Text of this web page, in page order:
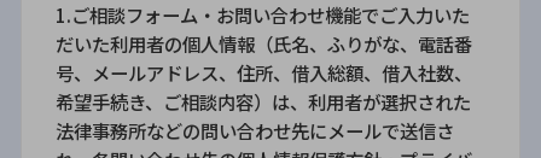
1.ご相談フォーム・お問い合わせ機能でご入力いた
だいた利用者の個人情報（氏名、ふりがな、電話番
号、メールアドレス、住所、借入総額、借入社数、
希望手続き、ご相談内容）は、利用者が選択された
法律事務所などの問い合わせ先にメールで送信さ